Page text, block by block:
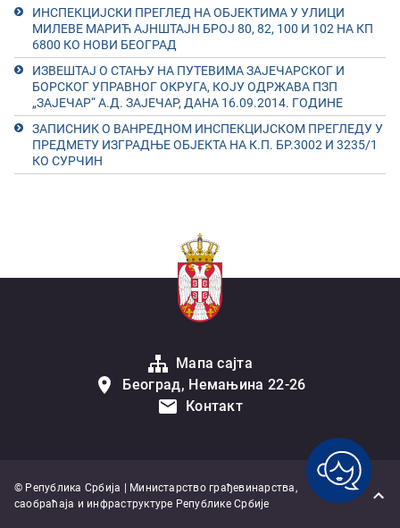
ИНСПЕКЦИЈСКИ ПРЕГЛЕД НА ОБЈЕКТИМА У УЛИЦИ
МИЛЕВЕ МАРИЋ АЈНШТАЈН БРОЈ 80, 82, 100 И 102 НА КП
6800 КО НОВИ БЕОГРАД
ИЗВЕШТАЈ О СТАЊУ НА ПУТЕВИМА ЗАЈЕЧАРСКОГ И
БОРСКОГ УПРАВНОГ ОКРУГА, КОЈУ ОДРЖАВА ПЗП
„ЗАЈЕЧАР“ А.Д. ЗАЈЕЧАР, ДАНА 16.09.2014. ГОДИНЕ
ЗАПИСНИК О ВАНРЕДНОМ ИНСПЕКЦИЈСКОМ ПРЕГЛЕДУ У
ПРЕДМЕТУ ИЗГРАДЊЕ ОБЈЕКТА НА К.П. БР.3002 И 3235/1
КО СУРЧИН
Мапа сајта
Београд, Немањина 22-26
Контакт
© Република Србија | Министарство грађевинарства,
саобраћаја и инфраструктуре Републике Србије